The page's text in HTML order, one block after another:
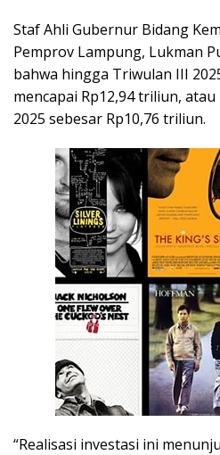
Staf Ahli Gubernur Bidang
Pemprov Lampung, Lukman
bahwa hingga Triwulan III
mencapai Rp12,94 triliun,
2025 sebesar Rp10,76 triliun.
“Realisasi investasi ini